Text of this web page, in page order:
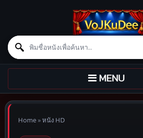
Search for:
Skip to content
TOGGLE
NAVIGATION
MENU
Home»หนัง HD